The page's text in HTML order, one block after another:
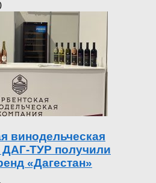
винодельческая
ДАГ-ТУР получили
«Дагестан»